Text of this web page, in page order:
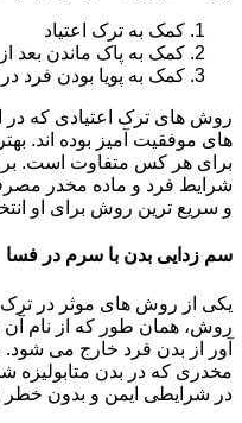
کمک به ترک اعتیاد
کمک به پاک ماندن بعد
کمک به پویا بودن فرد
روش های ترک اعتیادی که در
های موفقیت آمیز بوده اند.
برای هر کس متفاوت است.
شرایط فرد و ماده مخدر
و سریع ترین روش برای او
سم زدایی بدن با سرم در فسا
یکی از روش های موثر در ترک
روش، همان طور که از نام آن
آور از بدن فرد خارج می شود.
مخدری که در بدن متابولیزه
در شرایطی ایمن و بدون خطر